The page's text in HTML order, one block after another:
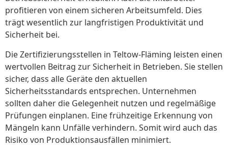
profitieren von einem sicheren Arbeitsumfeld. Dies
trägt wesentlich zur langfristigen Produktivität und
Sicherheit bei.
Die Zertifizierungsstellen in Teltow-Fläming leisten einen
wertvollen Beitrag zur Sicherheit in Betrieben. Sie stellen
sicher, dass alle Geräte den aktuellen
Sicherheitsstandards entsprechen. Unternehmen
sollten daher die Gelegenheit nutzen und regelmäßige
Prüfungen einplanen. Eine frühzeitige Erkennung von
Mängeln kann Unfälle verhindern. Somit wird auch das
Risiko von Produktionsausfällen minimiert.